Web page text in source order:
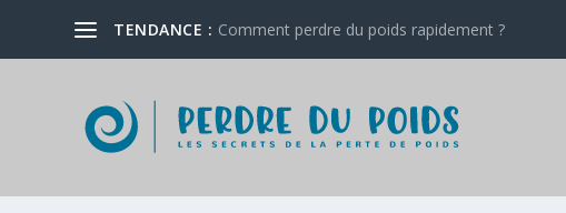
TENDANCE : Comment perdre du poids rapidement ?